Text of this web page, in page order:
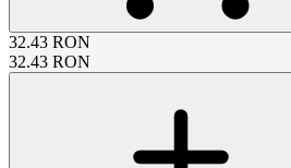
32.43 RON
32.43 RON